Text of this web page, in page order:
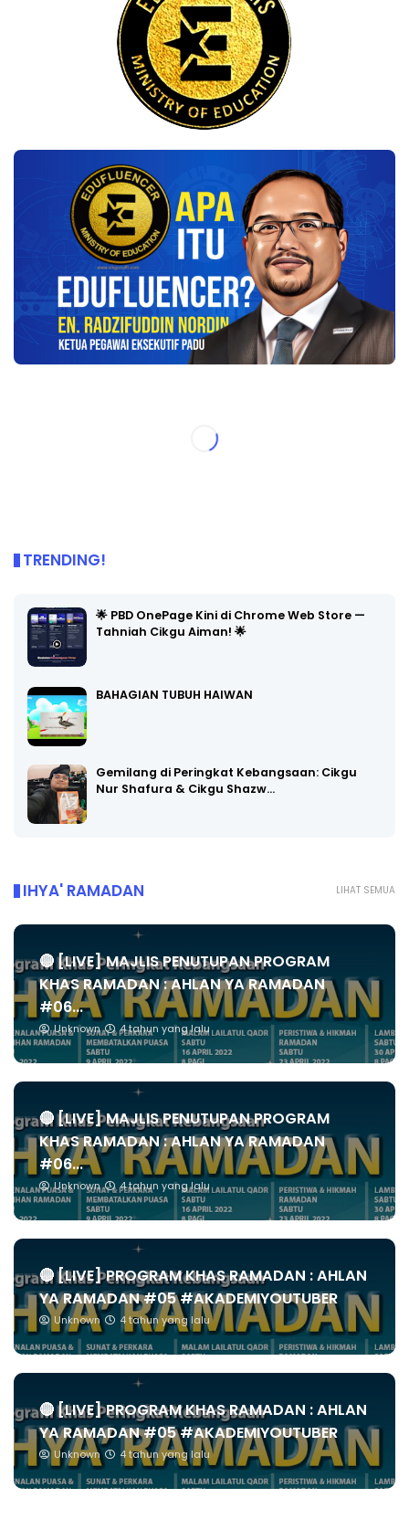
TRENDING!
🌟 PBD OnePage Kini di Chrome Web Store —
Tahniah Cikgu Aiman! 🌟
BAHAGIAN TUBUH HAIWAN
Gemilang di Peringkat Kebangsaan: Cikgu
Nur Shafura & Cikgu Shazw…
LIHAT SEMUA
IHYA' RAMADAN
🔴 [LIVE] MAJLIS PENUTUPAN PROGRAM
KHAS RAMADAN : AHLAN YA RAMADAN
#06...
Unknown 4 tahun yang lalu
🔴 [LIVE] MAJLIS PENUTUPAN PROGRAM
KHAS RAMADAN : AHLAN YA RAMADAN
#06...
Unknown 4 tahun yang lalu
🔴 [LIVE] PROGRAM KHAS RAMADAN : AHLAN
YA RAMADAN #05 #AKADEMIYOUTUBER
Unknown 4 tahun yang lalu
🔴 [LIVE] PROGRAM KHAS RAMADAN : AHLAN
YA RAMADAN #05 #AKADEMIYOUTUBER
Unknown 4 tahun yang lalu